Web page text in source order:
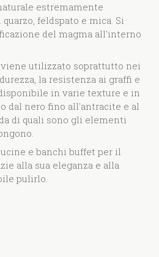
estremamente
feldspato e mica. Si
del magma all'interno
utilizzato soprattutto nei
la resistenza ai graffi e
in varie texture e in
dal nero fino all'antracite e al
di quali sono gli elementi
e banchi buffet per il
alla sua eleganza e alla
pulirlo.